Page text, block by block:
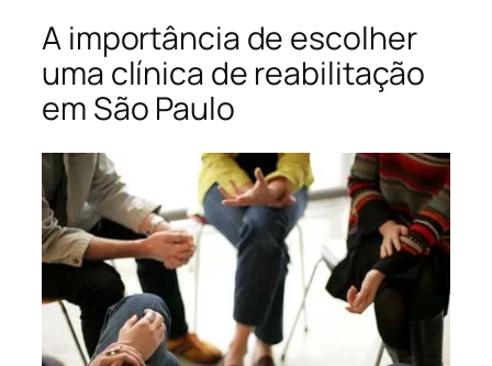
A importância de escolher
uma clínica de reabilitação
em São Paulo